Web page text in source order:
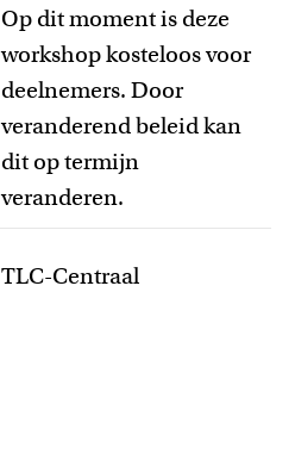
Op dit moment is deze
workshop kosteloos voor
deelnemers. Door
veranderend beleid kan
dit op termijn
veranderen.
TLC-Centraal